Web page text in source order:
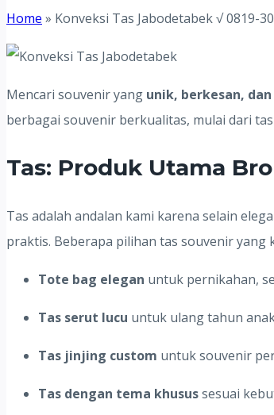
Home » Konveksi Tas Jabodetabek √ 0819-
Mencari souvenir yang unik, berkesan,
berbagai souvenir berkualitas, mulai dari
Tas: Produk Utama
Tas adalah andalan kami karena selain
praktis. Beberapa pilihan tas souvenir yang
Tote bag elegan untuk pernikahan,
Tas serut lucu untuk ulang tahun
Tas jinjing custom untuk souvenir
Tas dengan tema khusussesuai